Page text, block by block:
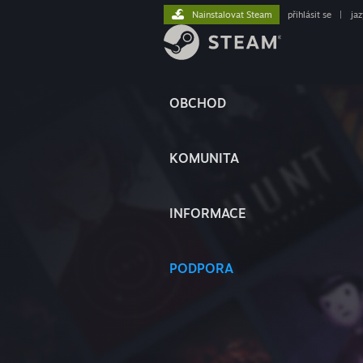
OBCHOD
KOMUNITA
INFORMACE
PODPORA
Nainstalovat Steam přihlásit se